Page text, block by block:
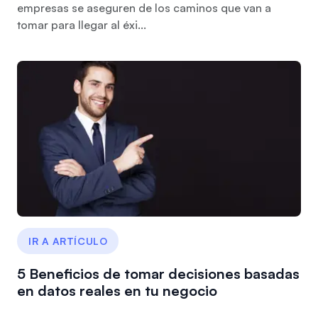
empresas se aseguren de los caminos que van a
tomar para llegar al éxi...
IR A ARTÍCULO
5 Beneficios de tomar decisiones basadas
en datos reales en tu negocio